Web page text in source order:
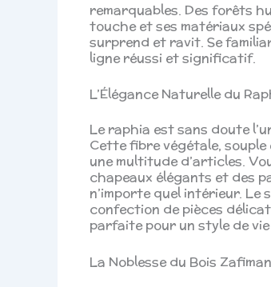
remarquables. Des forêts
touche et ses matériaux
surprend et ravit. Se
ligne réussi et significatif.
L’Élégance Naturelle du
Le raphia est sans doute
Cette fibre végétale,
une multitude d’articles.
chapeaux élégants et des
n’importe quel intérieur.
confection de pièces
parfaite pour un style de
La Noblesse du Bois